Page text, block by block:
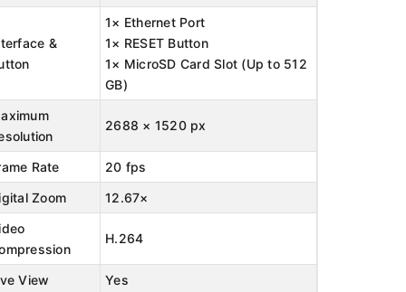
&
1× Ethernet Port
1× RESET Button
1× MicroSD Card Slot (Up to 512
GB)
2688 × 1520 px
Rate
20 fps
Zoom
12.67×
H.264
View Yes